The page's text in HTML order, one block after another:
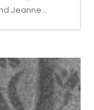
Jeanne...